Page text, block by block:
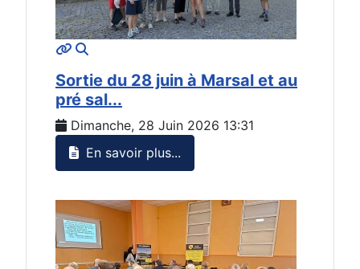
MOD_JTCS_VIEW_ARTICLE_LINK
Sortie du 28 juin à Marsal et au
pré sal...
Dimanche, 28 Juin 2026 13:31
En savoir plus...